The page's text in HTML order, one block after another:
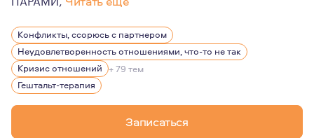
В работе кроме знаний и профессиональных навыков
Придерживаюсь основных этических норм
Работаю в гештальт-подходе, а это означает, что
Это помогает определить причины проблем,
Конфликты, ссорюсь с партнером
Неудовлетворенность отношениями, что-то не так
Кризис отношений + 79 тем
Гештальт-терапия
Записаться